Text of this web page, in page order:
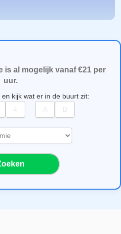
is al mogelijk vanaf €21 per
uur.
kijk wat er in de buurt zit: